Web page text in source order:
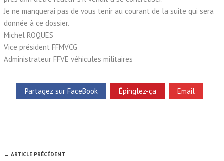
Je ne manquerai pas de vous tenir au courant de la suite qui sera
donnée à ce dossier.
Michel ROQUES
Vice président FFMVCG
Administrateur FFVE véhicules militaires
Partagez sur FaceBook Épinglez-ça Email
← ARTICLE PRÉCÉDENT